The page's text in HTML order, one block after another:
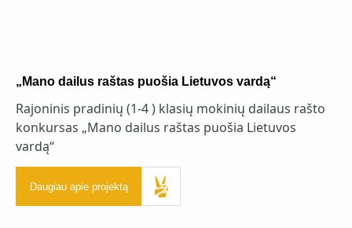
„Mano dailus raštas puošia Lietuvos vardą“
Rajoninis pradinių (1-4 ) klasių mokinių dailaus rašto
konkursas „Mano dailus raštas puošia Lietuvos
vardą“
Daugiau apie projektą